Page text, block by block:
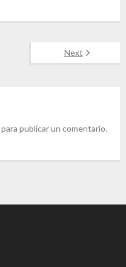
Next
para publicar un comentario.